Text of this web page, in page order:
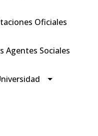
Oficiales
Agentes Sociales